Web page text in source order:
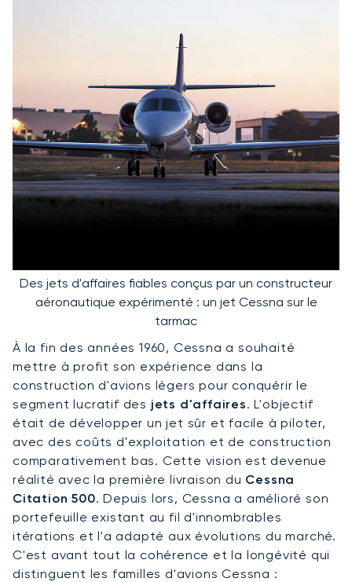
Des jets d'affaires fiables conçus par un constructeur
aéronautique expérimenté : un jet Cessna sur le
tarmac
À la fin des années 1960, Cessna a souhaité
mettre à profit son expérience dans la
construction d'avions légers pour conquérir le
segment lucratif des jets d'affaires. L'objectif
était de développer un jet sûr et facile à piloter,
avec des coûts d'exploitation et de construction
comparativement bas. Cette vision est devenue
réalité avec la première livraison du Cessna
Citation 500. Depuis lors, Cessna a amélioré son
portefeuille existant au fil d'innombrables
itérations et l'a adapté aux évolutions du marché.
C'est avant tout la cohérence et la longévité qui
distinguent les familles d'avions Cessna :